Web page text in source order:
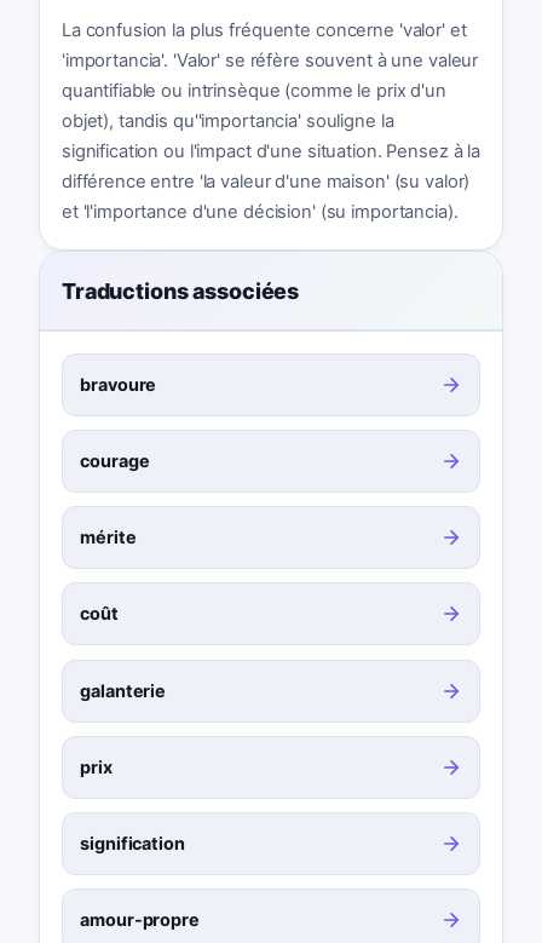
La confusion la plus fréquente concerne 'valor' et
'importancia'. 'Valor' se réfère souvent à une valeur
quantifiable ou intrinsèque (comme le prix d'un
objet), tandis qu''importancia' souligne la
signification ou l'impact d'une situation. Pensez à la
différence entre 'la valeur d'une maison' (su valor)
et 'l'importance d'une décision' (su importancia).
Traductions associées
bravoure
courage
mérite
coût
galanterie
prix
signification
amour-propre